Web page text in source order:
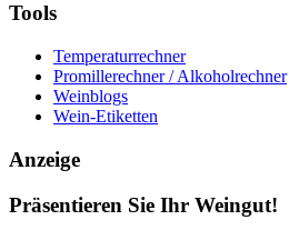
Tools
Temperaturrechner
Promillerechner / Alkoholrechner
Weinblogs
Wein-Etiketten
Anzeige
Präsentieren Sie Ihr Weingut!